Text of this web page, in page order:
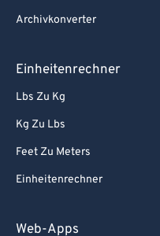
Archivkonverter
Einheitenrechner
Lbs Zu Kg
Kg Zu Lbs
Feet Zu Meters
Einheitenrechner
Web-Apps